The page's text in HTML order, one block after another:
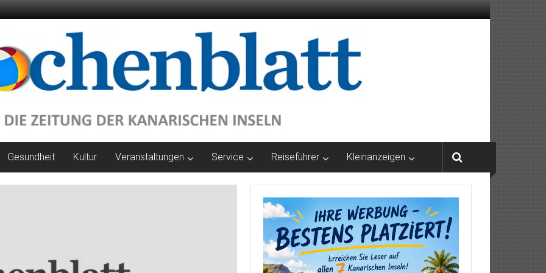
Gesundheit Kultur Veranstaltungen Service Reiseführer Kleinanzeigen